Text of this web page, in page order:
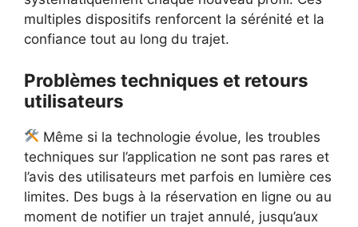
multiples dispositifs renforcent la sérénité et la
confiance tout au long du trajet.
Problèmes techniques et retours
utilisateurs
Même si la technologie évolue, les troubles
techniques sur l’application ne sont pas rares et
l’avis des utilisateurs met parfois en lumière ces
limites. Des bugs à la réservation en ligne ou au
moment de notifier un trajet annulé, jusqu’aux